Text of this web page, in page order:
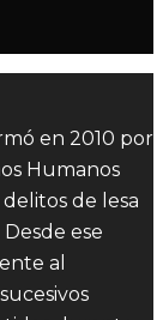
en 2010 por
Humanos
de lesa
ese
al